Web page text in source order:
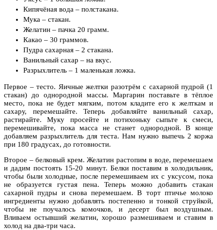
Кипячёная вода – полстакана.
Мука – стакан.
Желатин – пачка 20 грамм.
Какао – 30 граммов.
Пудра сахарная – 2 стакана.
Ванильный сахар – на вкус.
Разрыхлитель – 1 маленькая ложка.
Первое – тесто. Яичные желтки разотрём с сахарной пудрой (1
стакан) до однородной массы. Маргарин поставьте в тёплое
место, пока не будет мягким, потом кладите его к желткам и
сахару, перемешайте. Теперь добавляйте ванильный сахар,
растирайте. Муку просейте и потихоньку сыпьте к смеси,
перемешивайте, пока масса не станет однородной. В конце
добавляем разрыхлитель для теста. Нам нужно выпечь 2 коржа
при 180 градусах, до готовности.
Второе – белковый крем. Желатин растопим в воде, перемешаем
и дадим постоять 15-20 минут. Белки поставим в холодильник,
чтобы были холодные, после перемешиваем их с уксусом, пока
не образуется густая пена. Теперь можно добавить стакан
сахарной пудры и снова перемешаем. В торт птичье молоко
ингредиенты нужно добавлять постепенно и тонкой струйкой,
чтобы не поучалось комочков, и десерт был воздушным.
Вливаем остывший желатин, хорошо размешиваем и ставим в
холод на два-три часа.